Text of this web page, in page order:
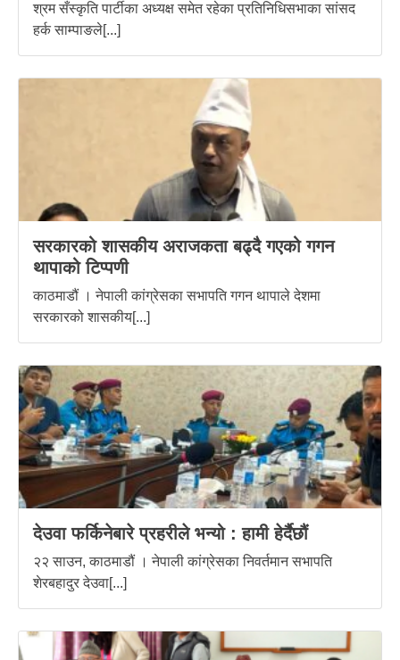
श्रम सँस्कृति पार्टीका अध्यक्ष समेत रहेका प्रतिनिधिसभाका सांसद
हर्क साम्पाङले[...]
सरकारको शासकीय अराजकता बढ्दै गएको गगन
थापाको टिप्पणी
काठमाडौं । नेपाली कांग्रेसका सभापति गगन थापाले देशमा
सरकारको शासकीय[...]
देउवा फर्किनेबारे प्रहरीले भन्यो : हामी हेर्दैछौं
२२ साउन, काठमाडौं । नेपाली कांग्रेसका निवर्तमान सभापति
शेरबहादुर देउवा[...]